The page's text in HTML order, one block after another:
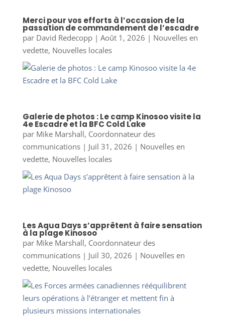
Merci pour vos efforts à l’occasion de la
passation de commandement de l’escadre
par David Redecopp| Août 1, 2026 | Nouvelles en
vedette, Nouvelles locales
Galerie de photos : Le camp Kinosoo visite la
4e Escadre et la BFC Cold Lake
par Mike Marshall, Coordonnateur des
communications| Juil 31, 2026 | Nouvelles en
vedette, Nouvelles locales
Les Aqua Days s’apprêtent à faire sensation
à la plage Kinosoo
par Mike Marshall, Coordonnateur des
communications| Juil 30, 2026 | Nouvelles en
vedette, Nouvelles locales